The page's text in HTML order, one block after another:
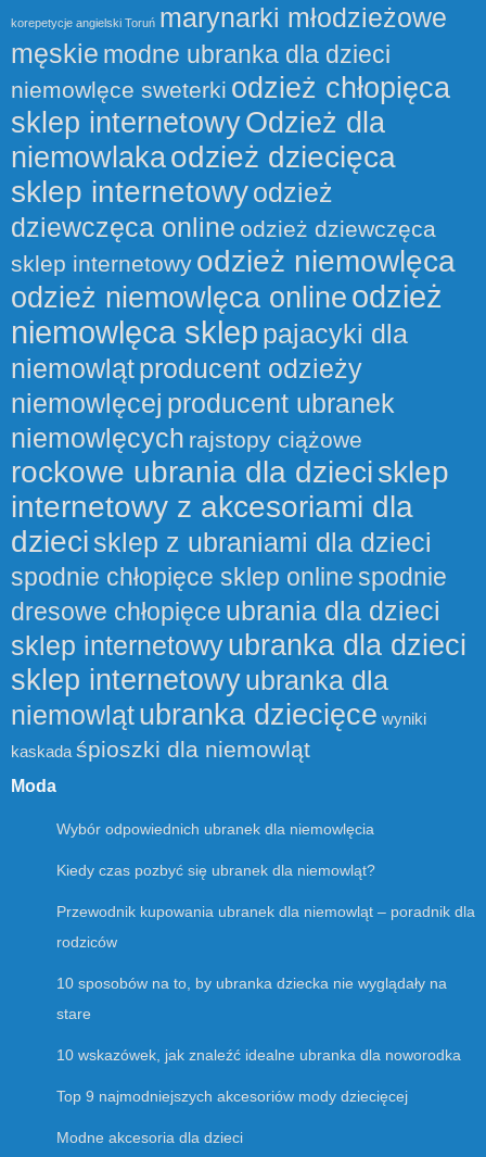
korepetycje angielski Toruń marynarki młodzieżowe
męskie modne ubranka dla dzieci
niemowlęce sweterki odzież chłopięca
sklep internetowyOdzież dla
niemowlakaodzież dziecięca
sklep internetowyodzież
dziewczęca online odzież dziewczęca
sklep internetowy odzież niemowlęca
odzież niemowlęca online odzież
niemowlęca sklep pajacyki dla
niemowlątproducent odzieży
niemowlęcej producent ubranek
niemowlęcych rajstopy ciążowe
rockowe ubrania dla dziecisklep
internetowy z akcesoriami dla
dzieci sklep z ubraniami dla dzieci
spodnie chłopięce sklep onlinespodnie
dresowe chłopięce ubrania dla dzieci
sklep internetowyubranka dla dzieci
sklep internetowyubranka dla
niemowlątubranka dziecięce wyniki
kaskada śpioszki dla niemowląt
Moda
Wybór odpowiednich ubranek dla niemowlęcia
Kiedy czas pozbyć się ubranek dla niemowląt?
Przewodnik kupowania ubranek dla niemowląt – poradnik dla
rodziców
10 sposobów na to, by ubranka dziecka nie wyglądały na
stare
10 wskazówek, jak znaleźć idealne ubranka dla noworodka
Top 9 najmodniejszych akcesoriów mody dziecięcej
Modne akcesoria dla dzieci